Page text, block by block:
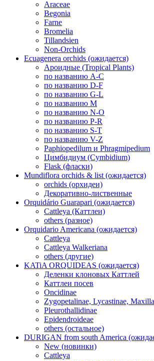
Araceae
Begonia
Farne
Bromelia
Tillandsien
Non-Orchids
Ecuagenera orchids (ожидается)
Ароидные (Tropical Plants)
по названию A-C
по названию D-F
по названию G-L
по названию M
по названию N-O
по названию P-R
по названию S-T
по названию V-Z
Paphiopedilum и Phragmipedium
Цимбидиум (Cymbidium)
Flask (фласки)
Mundiflora orchids & list (ожидается)
orchids (орхидеи)
Декоративно-лиственные
Orquidário Guarapari (ожидается)
Cattleya (Каттлеи)
others (разное)
Orquidario Americana (ожидается)
Cattleya
Cattleya Walkeriana
others (другие)
KATiA ORQUIDEAS (ожидается)
Деленки клоновых Каттлей
Каттлеи посев
Oncidinae
Zygopetalinae, Lycastinae,
Pleurothallidinae
Epidendroideae
others (остальное)
DURIGAN from south America
New (новинки)
Cattleya